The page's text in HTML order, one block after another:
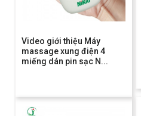
Video giới thiệu Máy
massage xung điện 4
miếng dán pin sạc N...